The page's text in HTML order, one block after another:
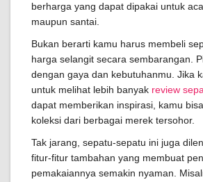
berharga yang dapat dipakai untuk
maupun santai.
Bukan berarti kamu harus membeli
harga selangit secara sembarangan.
dengan gaya dan kebutuhanmu. Jika
untuk melihat lebih banyak review
dapat memberikan inspirasi, kamu
koleksi dari berbagai merek tersohor.
Tak jarang, sepatu-sepatu ini juga
fitur-fitur tambahan yang membuat
pemakaiannya semakin nyaman.